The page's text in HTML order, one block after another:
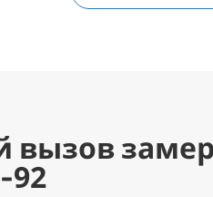
вызов
92